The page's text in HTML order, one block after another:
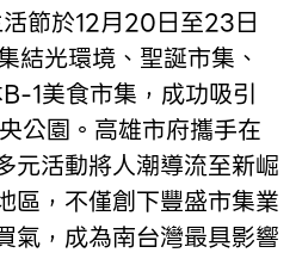
結光環境、聖誕市集、
1美食市集，成功吸引
公園。高雄市府攜手在
元活動將人潮導流至新崛
區，不僅創下豐盛市集業
氣，成為南台灣最具影響